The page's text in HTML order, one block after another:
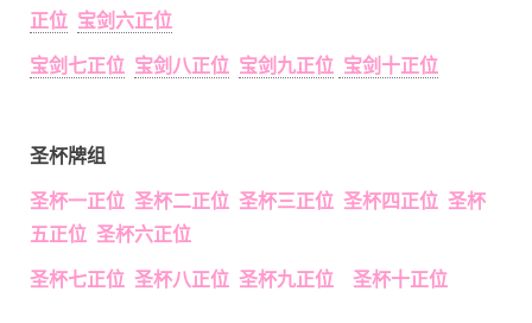
正位 宝剑六正位
宝剑七正位 宝剑八正位 宝剑九正位 宝剑十正位
圣杯牌组
圣杯一正位 圣杯二正位 圣杯三正位 圣杯四正位 圣杯
五正位 圣杯六正位
圣杯七正位 圣杯八正位 圣杯九正位 圣杯十正位